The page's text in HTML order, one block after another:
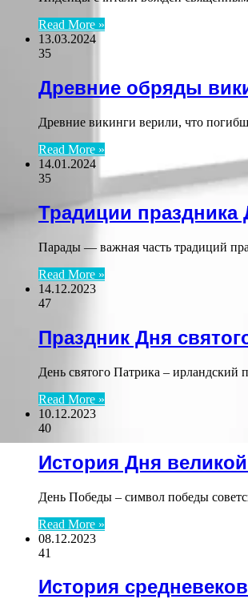
Read More »
13.03.2024
35
Древние обряды
Древние викинги верили, что
Read More »
14.01.2024
35
Традиции праздника
Парады — важная часть традиций
Read More »
14.12.2023
47
Праздник Дня
День святого Патрика –
Read More »
10.12.2023
40
История Дня
День Победы – символ победы
Read More »
08.12.2023
41
История